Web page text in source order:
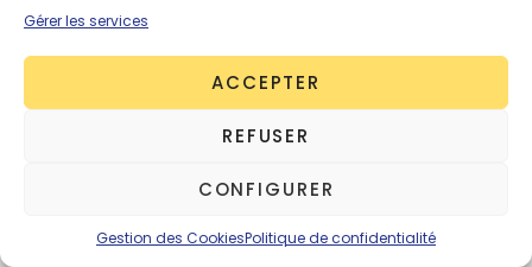
Gérer les services
ACCEPTER
REFUSER
CONFIGURER
Gestion des CookiesPolitique de confidentialité
participantes partageaient leur expérience
de travail dans des industries où les standards
de beauté et de mode sont très élevés, avec
ayant un fort impact sur leur perception
“Mon corps est un produit commercial »
participantes expliquaient avoir vécu des